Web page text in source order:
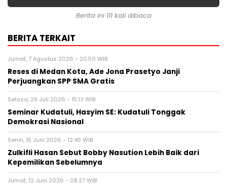
Berita ini 111 kali dibaca
BERITA TERKAIT
Jumat, 7 Agustus 2026 - 20:50 WIB
Reses di Medan Kota, Ade Jona Prasetyo Janji
Perjuangkan SPP SMA Gratis
Selasa, 28 Juli 2026 - 15:13 WIB
Seminar Kudatuli, Hasyim SE: Kudatuli Tonggak
Demokrasi Nasional
Senin, 15 Juni 2026 - 12:45 WIB
Zulkifli Hasan Sebut Bobby Nasution Lebih Baik dari
Kepemilikan Sebelumnya
Jumat, 12 Juni 2026 - 08:27 WIB